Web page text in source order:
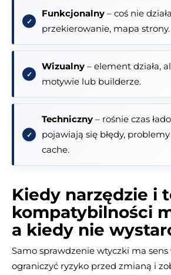
Funkcjonalny – coś nie
przekierowanie, mapa strony.
Wizualny – element działa,
motywie lub builderze.
Techniczny – rośnie czas
pojawiają się błędy,
cache.
Kiedy narzędzie i
kompatybilności
a kiedy nie
Samo sprawdzenie wtyczki ma sens
ograniczyć ryzyko przed zmianą i